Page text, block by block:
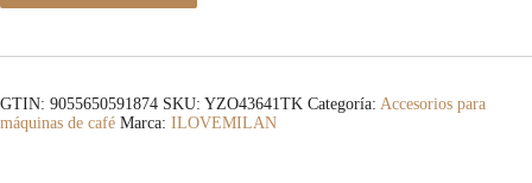
GTIN: 9055650591874 SKU: YZO43641TK Categoría: Accesorios para
máquinas de café Marca: ILOVEMILAN